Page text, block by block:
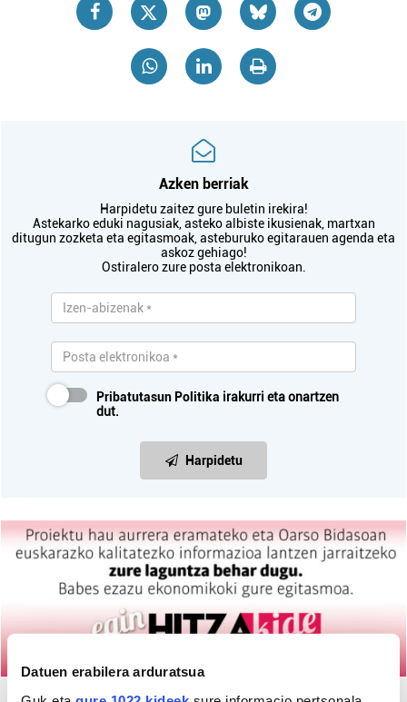
Datuen erabilera arduratsua
Azken berriak
Harpidetu zaitez gure buletin irekira!
Astekarko eduki nagusiak, asteko albiste ikusienak, martxan
ditugun zozketa eta egitasmoak, asteburuko egitarauen agenda eta
askoz gehiago!
Ostiralero zure posta elektronikoan.
Pribatutasun Politika irakurri eta onartzen
dut.
Harpidetu